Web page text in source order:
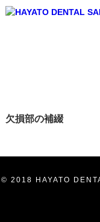
欠損部の補綴
© 2018 HAYATO